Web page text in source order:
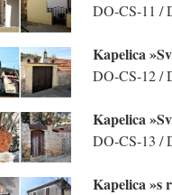
DO-CS-11 /
Kapelica
DO-CS-12 /
Kapelica
DO-CS-13 /
Kapelica »s